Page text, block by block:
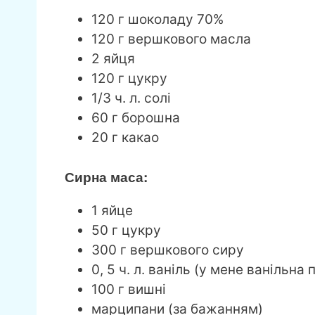
120 г шоколаду 70%
120 г вершкового масла
2 яйця
120 г цукру
1/3 ч. л. солі
60 г борошна
20 г какао
Сирна маса:
1 яйце
50 г цукру
300 г вершкового сиру
0, 5 ч. л. ваніль (у мене ванільна
100 г вишні
марципани (за бажанням)